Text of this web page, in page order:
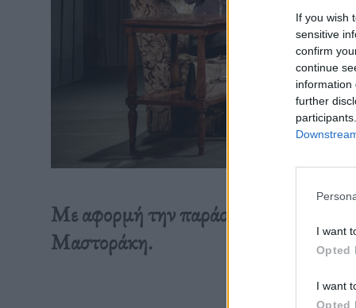
If you wish
sensitive
confirm
continue
information
further
I want
Opted
I want
Opted
Με αφορμή την παράσταση
Μαστοράκη.
Διαβάστε